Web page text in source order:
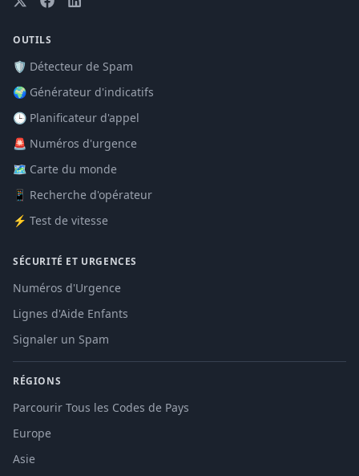
OUTILS
🛡️ Détecteur de Spam
🌍 Générateur d'indicatifs
🕒 Planificateur d'appel
🚨 Numéros d'urgence
🗺️ Carte du monde
📱 Recherche d'opérateur
⚡ Test de vitesse
SÉCURITÉ ET URGENCES
Numéros d'Urgence
Lignes d'Aide Enfants
Signaler un Spam
RÉGIONS
Parcourir Tous les Codes de Pays
Europe
Asie